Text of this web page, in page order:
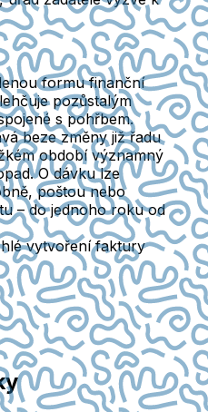
formu finanční
pozůstalým
s pohřbem.
beze změny již řadu
období významný
O dávku lze
poštou nebo
– do jednoho roku od
vytvoření faktury